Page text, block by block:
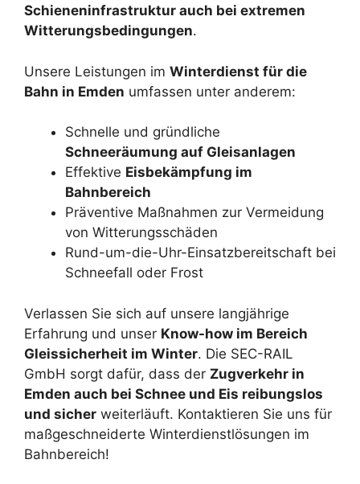
Schieneninfrastruktur auch bei extremen
Witterungsbedingungen.
Unsere Leistungen im Winterdienst für die
Bahn in Emden umfassen unter anderem:
Schnelle und gründliche
Schneeräumung auf Gleisanlagen
Effektive Eisbekämpfung im
Bahnbereich
Präventive Maßnahmen zur Vermeidung
von Witterungsschäden
Rund-um-die-Uhr-Einsatzbereitschaft bei
Schneefall oder Frost
Verlassen Sie sich auf unsere langjährige
Erfahrung und unser Know-how im Bereich
Gleissicherheit im Winter. Die SEC-RAIL
GmbH sorgt dafür, dass der Zugverkehr in
Emden auch bei Schnee und Eis reibungslos
und sicher weiterläuft. Kontaktieren Sie uns für
maßgeschneiderte Winterdienstlösungen im
Bahnbereich!